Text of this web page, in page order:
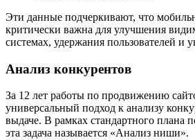
Эти данные подчеркивают, что
критически важна для улучшения
системах, удержания пользователей и
Анализ конкурентов
За 12 лет работы по продвижению
универсальный подход к анализу
выдаче. В рамках стандартного плана
эта задача называется «Анализ ниши».